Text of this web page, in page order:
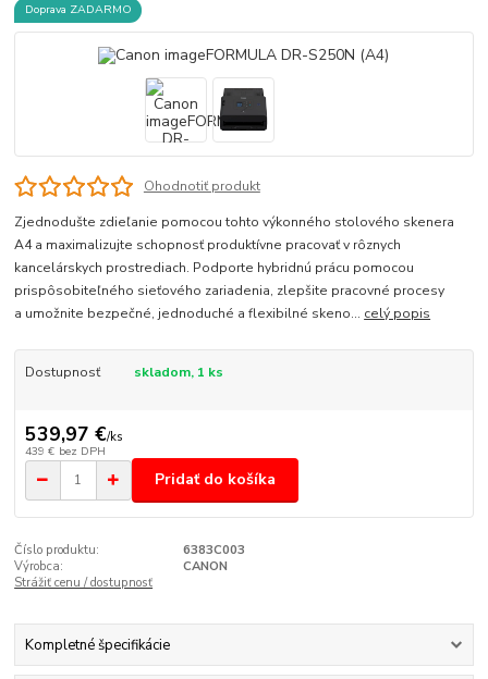
Doprava ZADARMO
Ohodnotiť produkt
Zjednodušte zdieľanie pomocou tohto výkonného stolového skenera
A4 a maximalizujte schopnosť produktívne pracovať v rôznych
kancelárskych prostrediach. Podporte hybridnú prácu pomocou
prispôsobiteľného sieťového zariadenia, zlepšite pracovné procesy
a umožnite bezpečné, jednoduché a flexibilné skeno... celý popis
Dostupnosť skladom, 1 ks
539,97 €/ks
439 € bez DPH
Pridať do košíka
Číslo produktu:
6383C003
Výrobca:
CANON
Strážiť cenu / dostupnosť
Kompletné špecifikácie